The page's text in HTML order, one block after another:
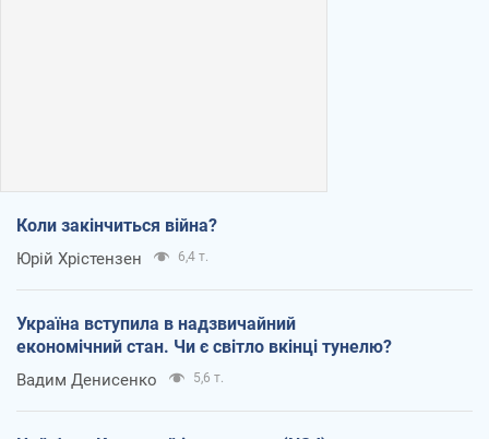
Коли закінчиться війна?
Юрій Хрістензен 6,4 т.
Україна вступила в надзвичайний
економічний стан. Чи є світло вкінці тунелю?
Вадим Денисенко 5,6 т.